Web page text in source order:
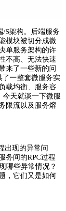
/S架构。后端服务
模块被切分成微
单服务架构的许
不高、无法快速
来了一些新的问
了一整套微服务实
载均衡、服务容
今天就谈一下微服
限流以及服务熔
出现的异常问
务间的RPC过程
哪些异常情况？
，它们又是如何